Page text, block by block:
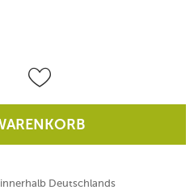
Deutschlands